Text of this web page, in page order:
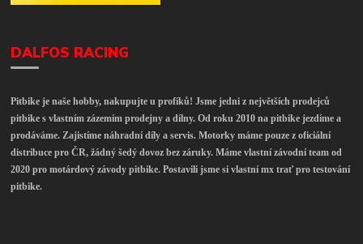
DALFOS RACING
Pitbike je naše hobby, nakupujte u profíků! Jsme jedni z největších prodejců
pitbike s vlastním zázemím prodejny a dílny. Od roku 2010 na pitbike jezdíme a
prodáváme. Zajistíme náhradní díly a servis. Motorky máme pouze z oficiální
distribuce pro ČR, žádný šedý dovoz bez záruky. Máme vlastní závodní team od
2020 pro motárdový závody pitbike. Postavili jsme si vlastní mx trať pro testování
pitbike.